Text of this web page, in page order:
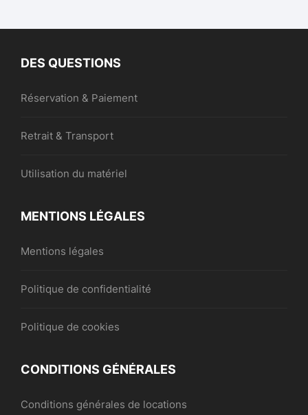
DES QUESTIONS
Réservation & Paiement
Retrait & Transport
Utilisation du matériel
MENTIONS LÉGALES
Mentions légales
Politique de confidentialité
Politique de cookies
CONDITIONS GÉNÉRALES
Conditions générales de locations